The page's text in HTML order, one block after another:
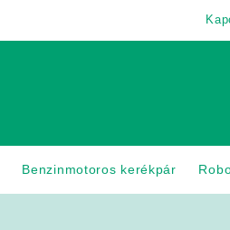
Benzinmotoros kerékpár